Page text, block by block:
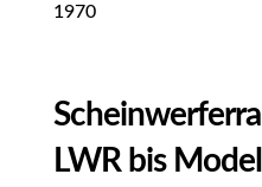
1970
LWR bis